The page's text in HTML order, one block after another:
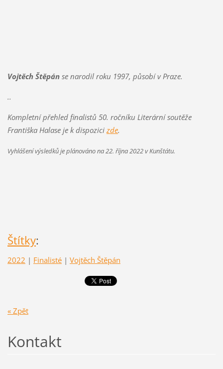
Vojtěch Štěpánse narodil roku 1997, působí v Praze.
..
Kompletní přehled finalistů 50. ročníku Literární soutěže
Františka Halase je k dispozicizde.
Vyhlášení výsledků je plánováno na 22. října 2022 v Kunštátu.
Štítky:
2022 | Finalisté | Vojtěch Štěpán
« Zpět
Kontakt